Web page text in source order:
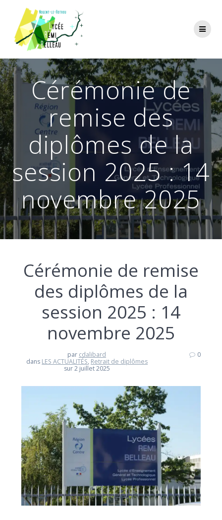
Cérémonie de
remise des
diplômes de la
session 2025 : 14
novembre 2025
Cérémonie de remise
des diplômes de la
session 2025 : 14
novembre 2025
par cdalibard
dans LES ACTUALITÉS, Retrait de diplômes
sur 2 juillet 2025
0